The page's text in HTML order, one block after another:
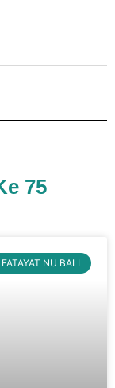
75
FATAYAT NU BALI